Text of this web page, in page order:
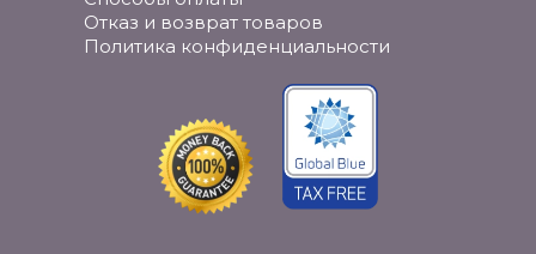
Отказ и возврат товаров
Политика конфиденциальности